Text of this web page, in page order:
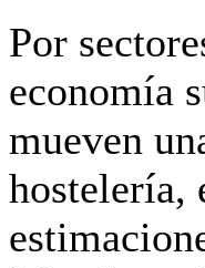
Por
economía
mueven
hostelería,